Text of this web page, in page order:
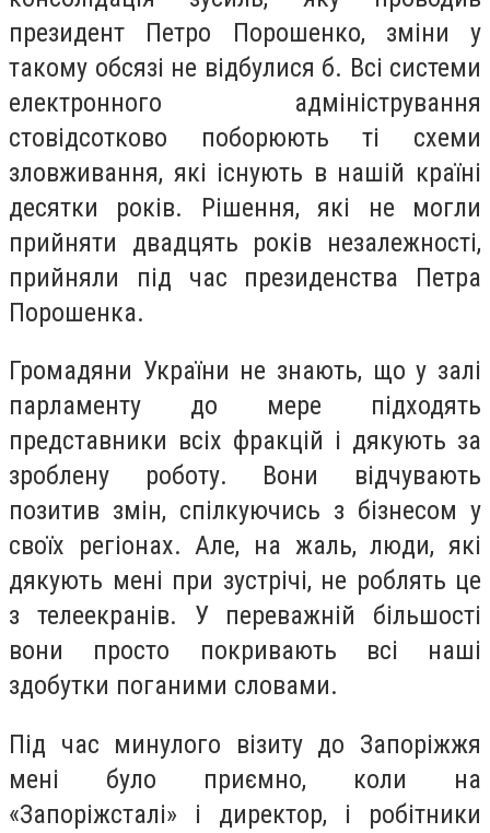
президент Петро Порошенко, зміни у
такому обсязі не відбулися б. Всі системи
електронного адміністрування
стовідсотково поборюють ті схеми
зловживання, які існують в нашій країні
десятки років. Рішення, які не могли
прийняти двадцять років незалежності,
прийняли під час президенства Петра
Порошенка.
Громадяни України не знають, що у залі
парламенту до мере підходять
представники всіх фракцій і дякують за
зроблену роботу. Вони відчувають
позитив змін, спілкуючись з бізнесом у
своїх регіонах. Але, на жаль, люди, які
дякують мені при зустрічі, не роблять це
з телеекранів. У переважній більшості
вони просто покривають всі наші
здобутки поганими словами.
Під час минулого візиту до Запоріжжя
мені було приємно, коли на
«Запоріжсталі» і директор, і робітники